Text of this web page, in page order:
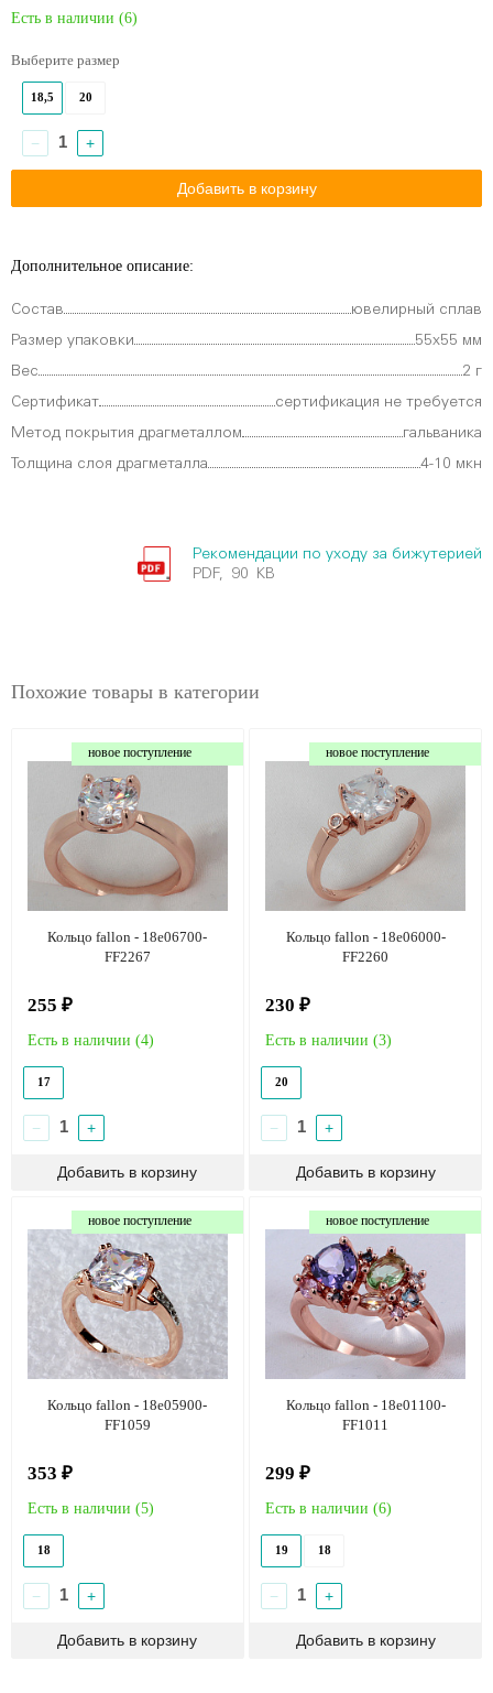
Есть в наличии (6)
Выберите размер
18,5 20
− +
Дополнительное описание:
Состав ювелирный сплав
Размер упаковки 55х55 мм
Вес 2 г
Сертификат сертификация не требуется
Метод покрытия драгметаллом гальваника
Толщина слоя драгметалла 4-10 мкн
Рекомендации по уходу за бижутерией
PDF, 90 KB
Похожие товары в категории
новое поступление
Кольцо fallon - 18e06700-
FF2267
255 ₽
Есть в наличии (4)
17
− +
новое поступление
Кольцо fallon - 18e06000-
FF2260
230 ₽
Есть в наличии (3)
20
− +
новое поступление
Кольцо fallon - 18e05900-
FF1059
353 ₽
Есть в наличии (5)
18
− +
новое поступление
Кольцо fallon - 18e01100-
FF1011
299 ₽
Есть в наличии (6)
19 18
− +